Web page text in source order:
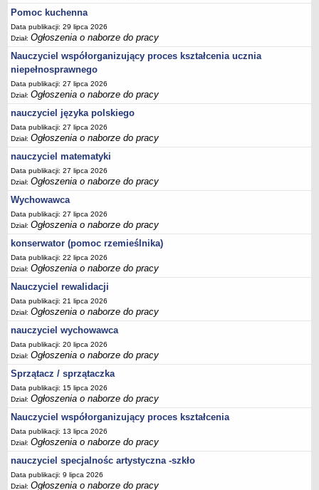
Pomoc kuchenna
Data publikacji: 29 lipca 2026
Dział:Ogłoszenia o naborze do pracy
Nauczyciel współorganizujący proces kształcenia ucznia
niepełnosprawnego
Data publikacji: 27 lipca 2026
Dział:Ogłoszenia o naborze do pracy
nauczyciel języka polskiego
Data publikacji: 27 lipca 2026
Dział:Ogłoszenia o naborze do pracy
nauczyciel matematyki
Data publikacji: 27 lipca 2026
Dział:Ogłoszenia o naborze do pracy
Wychowawca
Data publikacji: 27 lipca 2026
Dział:Ogłoszenia o naborze do pracy
konserwator (pomoc rzemieślnika)
Data publikacji: 22 lipca 2026
Dział:Ogłoszenia o naborze do pracy
Nauczyciel rewalidacji
Data publikacji: 21 lipca 2026
Dział:Ogłoszenia o naborze do pracy
nauczyciel wychowawca
Data publikacji: 20 lipca 2026
Dział:Ogłoszenia o naborze do pracy
Sprzątacz / sprzątaczka
Data publikacji: 15 lipca 2026
Dział:Ogłoszenia o naborze do pracy
Nauczyciel współorganizujący proces kształcenia
Data publikacji: 13 lipca 2026
Dział:Ogłoszenia o naborze do pracy
nauczyciel specjalnośc artystyczna -szkło
Data publikacji: 9 lipca 2026
Dział:Ogłoszenia o naborze do pracy